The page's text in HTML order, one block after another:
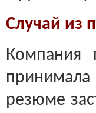
Случай из
Компания
резюме